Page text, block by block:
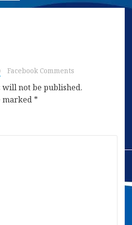
Facebook Comments
will not be published.
marked *